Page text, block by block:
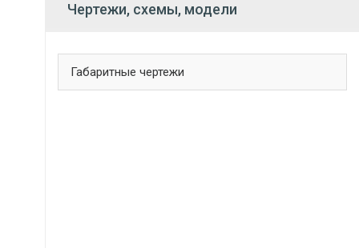
Чертежи, схемы, модели
Габаритные чертежи